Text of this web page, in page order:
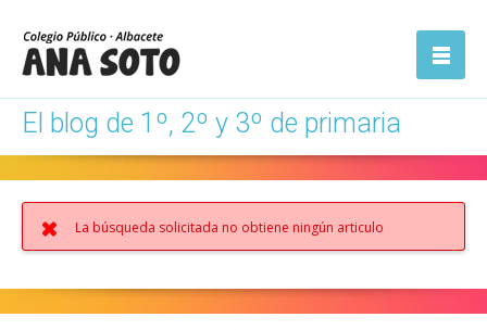
navegación
El blog de 1º, 2º y 3º de primaria
La búsqueda solicitada no obtiene ningún articulo